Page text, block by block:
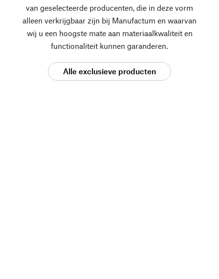
van geselecteerde producenten, die in deze vorm
alleen verkrijgbaar zijn bij Manufactum en waarvan
wij u een hoogste mate aan materiaalkwaliteit en
functionaliteit kunnen garanderen.
Alle exclusieve producten